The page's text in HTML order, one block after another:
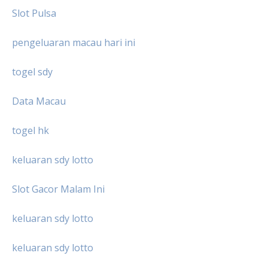
Slot Pulsa
pengeluaran macau hari ini
togel sdy
Data Macau
togel hk
keluaran sdy lotto
Slot Gacor Malam Ini
keluaran sdy lotto
keluaran sdy lotto